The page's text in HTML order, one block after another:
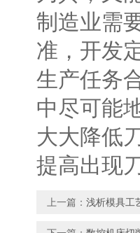
制造业需
准，开发
生产任务
中尽可能
大大降低
提高出现
上一篇： 浅析模具工